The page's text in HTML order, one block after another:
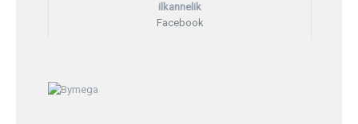
ilkannelik
Facebook